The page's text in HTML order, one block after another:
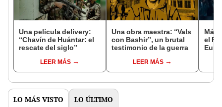
Una película delivery:
“Chavín de Huántar: el
rescate del siglo”
LEER MÁS
Una obra maestra: “Vals
con Bashir”, un brutal
testimonio de la guerra
LEER MÁS
Más
el
LO MÁS VISTO LO ÚLTIMO